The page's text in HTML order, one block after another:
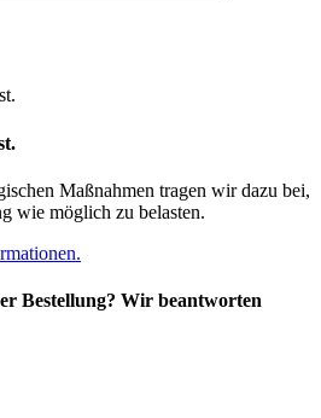
Maßnahmen tragen wir dazu bei,
wie möglich zu belasten.
Bestellung? Wir beantworten